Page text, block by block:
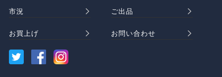
市況 ご出品
お買上げ お問い合わせ